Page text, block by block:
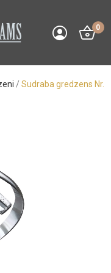
0
Sudraba gredzens Nr.